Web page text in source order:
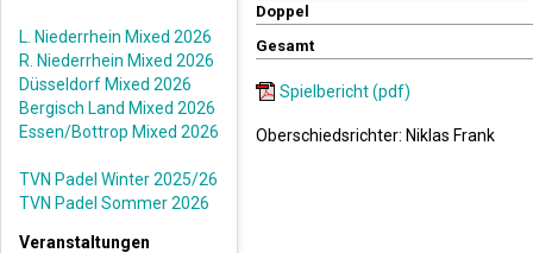
L. Niederrhein Mixed 2026
R. Niederrhein Mixed 2026
Düsseldorf Mixed 2026
Bergisch Land Mixed 2026
Essen/Bottrop Mixed 2026
TVN Padel Winter 2025/26
TVN Padel Sommer 2026
Veranstaltungen
Doppel
Gesamt
Spielbericht (pdf)
Oberschiedsrichter: Niklas Frank